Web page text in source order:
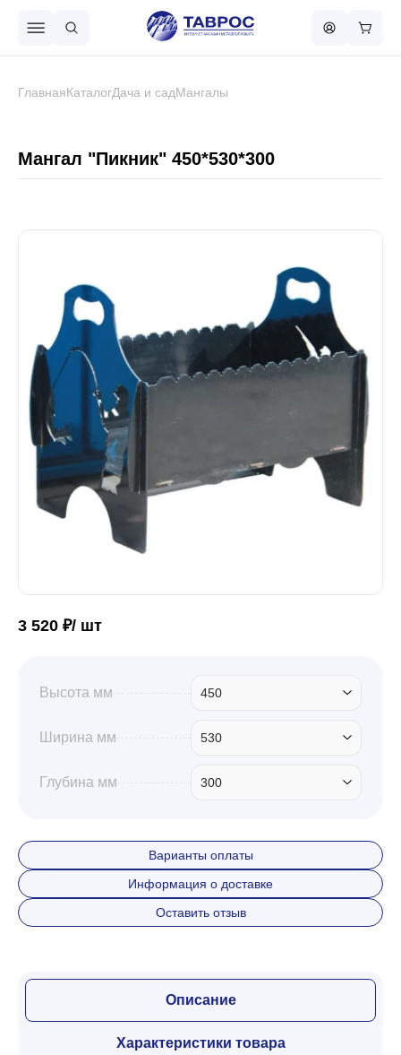
Чёрный металлопрокат
Сваи винтовые
Забор
Кровля
Профили для гипсокартона
Дача и сад
ГлавнаяКаталогДача и садМангалы
Мангал "Пикник" 450*530*300
3 520 ₽/ шт
Высота мм 450
Ширина мм 530
Глубина мм 300
Варианты оплаты
Информация о доставке
Оставить отзыв
Описание
Характеристики товара